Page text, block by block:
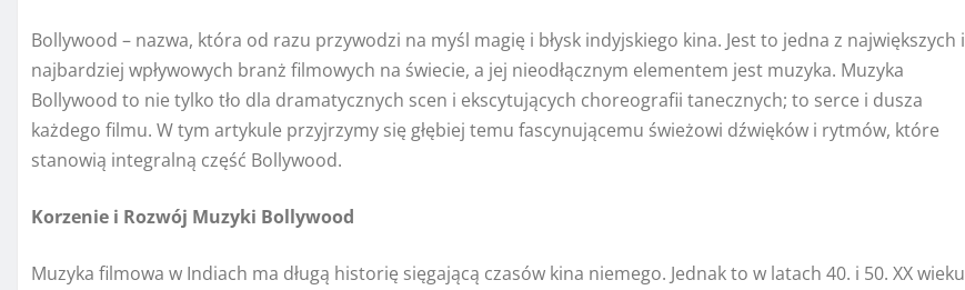
Bollywood – nazwa, która od razu przywodzi na myśl magię i błysk indyjskiego kina. Jest to jedna z największych i
najbardziej wpływowych branż filmowych na świecie, a jej nieodłącznym elementem jest muzyka. Muzyka
Bollywood to nie tylko tło dla dramatycznych scen i ekscytujących choreografii tanecznych; to serce i dusza
każdego filmu. W tym artykule przyjrzymy się głębiej temu fascynującemu świeżowi dźwięków i rytmów, które
stanowią integralną część Bollywood.
Korzenie i Rozwój Muzyki Bollywood
Muzyka filmowa w Indiach ma długą historię sięgającą czasów kina niemego. Jednak to w latach 40. i 50. XX wieku